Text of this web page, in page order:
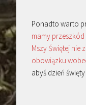
Ponadto warto
mamy
Mszy Świętej nie
obowiązku
abyś dzień święty